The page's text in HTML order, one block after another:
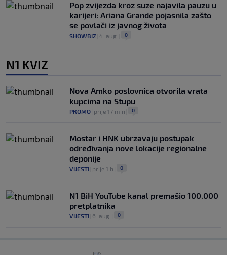
Pop zvijezda kroz suze najavila pauzu u
karijeri: Ariana Grande pojasnila zašto
se povlači iz javnog života
SHOWBIZ 4. aug. 0
N1 KVIZ
Nova Amko poslovnica otvorila vrata
kupcima na Stupu
PROMO prije 17 min 0
Mostar i HNK ubrzavaju postupak
određivanja nove lokacije regionalne
deponije
VIJESTI prije 1 h 0
N1 BiH YouTube kanal premašio 100.000
pretplatnika
VIJESTI 6. aug. 0